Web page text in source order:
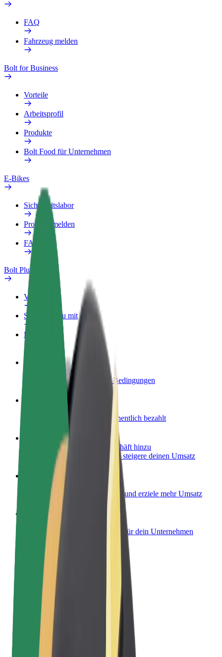
FAQ
Fahrzeug melden
Bolt for Business
Vorteile
Arbeitsprofil
Produkte
Bolt Food für Unternehmen
E-Bikes
Sicherheitslabor
Problem melden
FAQ
Bolt Plus
Vorteile
So machst du mit
FAQ
Werde Fahrer:in
Erziele Umsatz nach deinen Bedingungen
Liefere Essen und werde wöchentlich bezahlt
Füge ein Restaurant oder Geschäft hinzu
Erreiche mehr Kund:innen und steigere deinen Umsatz
Als Flottenbesitzer:in anmelden
Füge deine Flotte zu Bolt hinzu und erziele mehr Umsatz
Bolt for Business
Bolt Produkte und Bolt Dienste für dein Unternehmen
optimiert
Allgemeine Geschäftsbedingungen
Datenschutz
Cookies
© 2026 Bolt Technology OÜ